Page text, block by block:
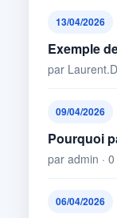
13/04/2026
Exemple
par
09/04/2026
Pourquoi
par admin ·
06/04/2026